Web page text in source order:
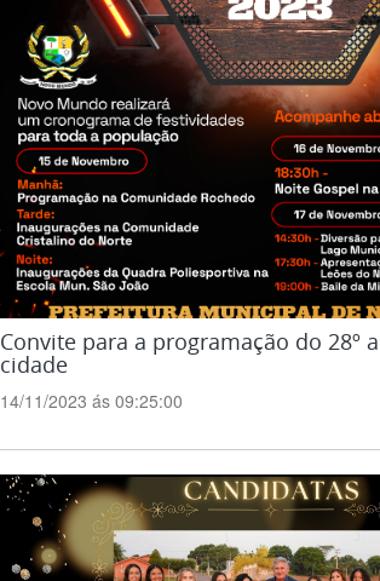
Convite para a programação do 28º
cidade
14/11/2023 ás 09:25:00